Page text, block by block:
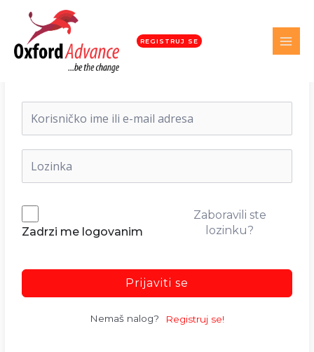
REGISTRUJ SE
Dobrodošli nazad!
Zadrzi me logovanim
Zaboravili ste
lozinku?
Prijaviti se
Nemaš nalog? Registruj se!